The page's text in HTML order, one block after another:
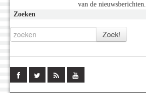
van de nieuwsberichten.
Zoeken